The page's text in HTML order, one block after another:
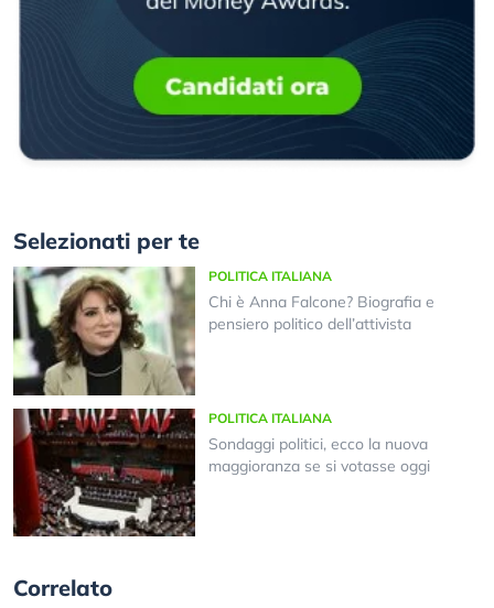
Selezionati per te
POLITICA ITALIANA
Chi è Anna Falcone? Biografia e
pensiero politico dell’attivista
POLITICA ITALIANA
Sondaggi politici, ecco la nuova
maggioranza se si votasse oggi
Correlato